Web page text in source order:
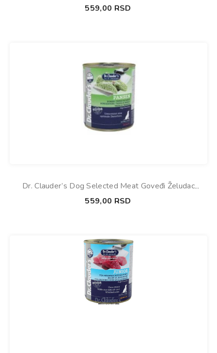
Konzerva 800g
559,00 RSD
Dr. Clauder’s Dog Selected Meat Goveđi Želudac
Konzerva 800g
559,00 RSD